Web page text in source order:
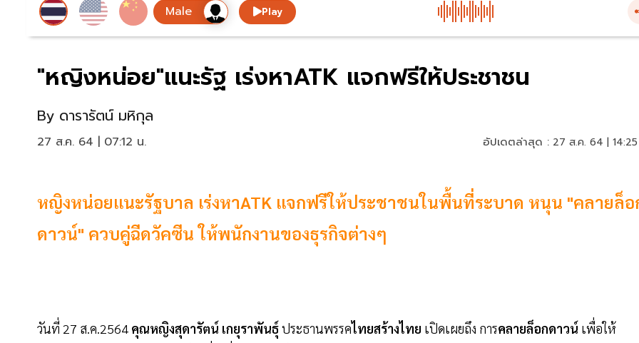
Play
"หญิงหน่อย"แนะรัฐ เร่งหาATK แจกฟรีให้ประชาชน
By ดารารัตน์ มหิกุล
27 ส.ค. 64 | 07:12 น. อัปเดตล่าสุด : 27 ส.ค. 64 |
หญิงหน่อยแนะรัฐบาล เร่งหาATK แจกฟรีให้ประชาชนในพื้นที่ระบาด หนุน "คลายล็อ
ดาวน์" ควบคู่ฉีดวัคซีน ให้พนักงานของธุรกิจต่างๆ
วันที่​ 27​ ส.ค.2564 คุณหญิงสุดารัตน์ เกยุราพันธุ์ประธานพรรคไทยสร้างไทย เปิดเผยถึง การคลายล็อกดาวน์ เพื่อให้